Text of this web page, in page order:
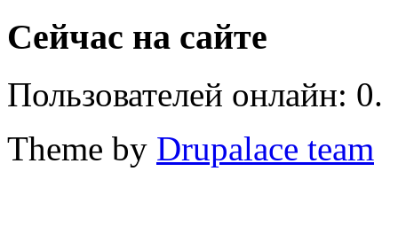
Сейчас на сайте
Пользователей онлайн: 0.
Theme by Drupalace team